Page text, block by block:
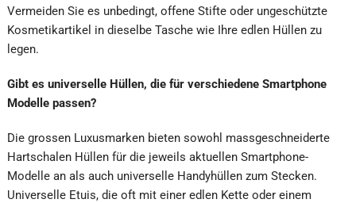
Vermeiden Sie es unbedingt, offene Stifte oder ungeschützte
Kosmetikartikel in dieselbe Tasche wie Ihre edlen Hüllen zu
legen.
Gibt es universelle Hüllen, die für verschiedene Smartphone
Modelle passen?
Die grossen Luxusmarken bieten sowohl massgeschneiderte
Hartschalen Hüllen für die jeweils aktuellen Smartphone-
Modelle an als auch universelle Handyhüllen zum Stecken.
Universelle Etuis, die oft mit einer edlen Kette oder einem